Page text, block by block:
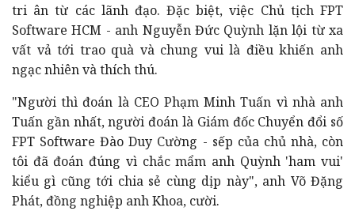
tri ân từ các lãnh đạo. Đặc biệt, việc Chủ tịch FPT
Software HCM - anh Nguyễn Đức Quỳnh lặn lội từ xa
vất vả tới trao quà và chung vui là điều khiến anh
ngạc nhiên và thích thú.
"Người thì đoán là CEO Phạm Minh Tuấn vì nhà anh
Tuấn gần nhất, người đoán là Giám đốc Chuyển đổi số
FPT Software Đào Duy Cường - sếp của chủ nhà, còn
tôi đã đoán đúng vì chắc mẩm anh Quỳnh 'ham vui'
kiểu gì cũng tới chia sẻ cùng dịp này", anh Võ Đặng
Phát, đồng nghiệp anh Khoa, cười.